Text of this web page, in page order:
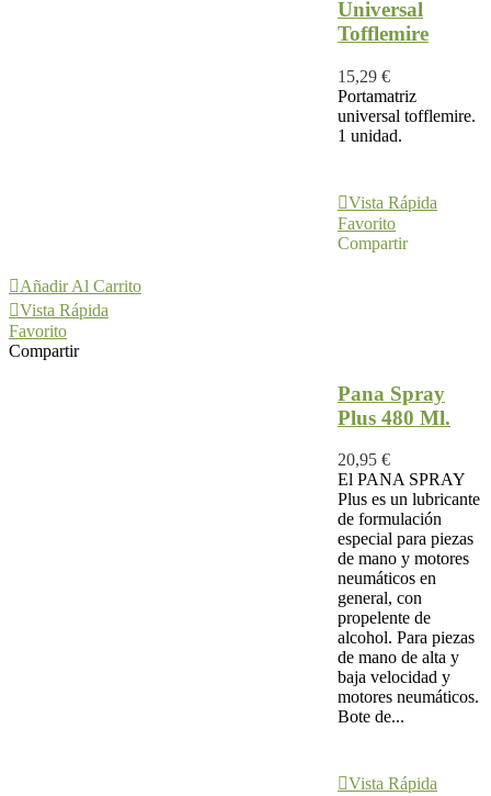
Universal
Tofflemire
15,29 €
Portamatriz
universal tofflemire.
1 unidad.
Vista Rápida
Favorito
Compartir
Añadir Al Carrito
Vista Rápida
Favorito
Compartir
Pana Spray
Plus 480 Ml.
20,95 €
El PANA SPRAY
Plus es un lubricante
de formulación
especial para piezas
de mano y motores
neumáticos en
general, con
propelente de
alcohol. Para piezas
de mano de alta y
baja velocidad y
motores neumáticos.
Bote de...
Vista Rápida